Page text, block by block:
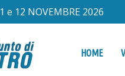
e 12 NOVEMBRE 2026
HOME